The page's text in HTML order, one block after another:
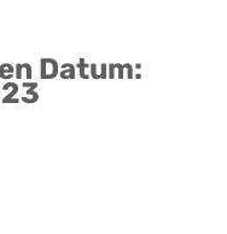
Datum: